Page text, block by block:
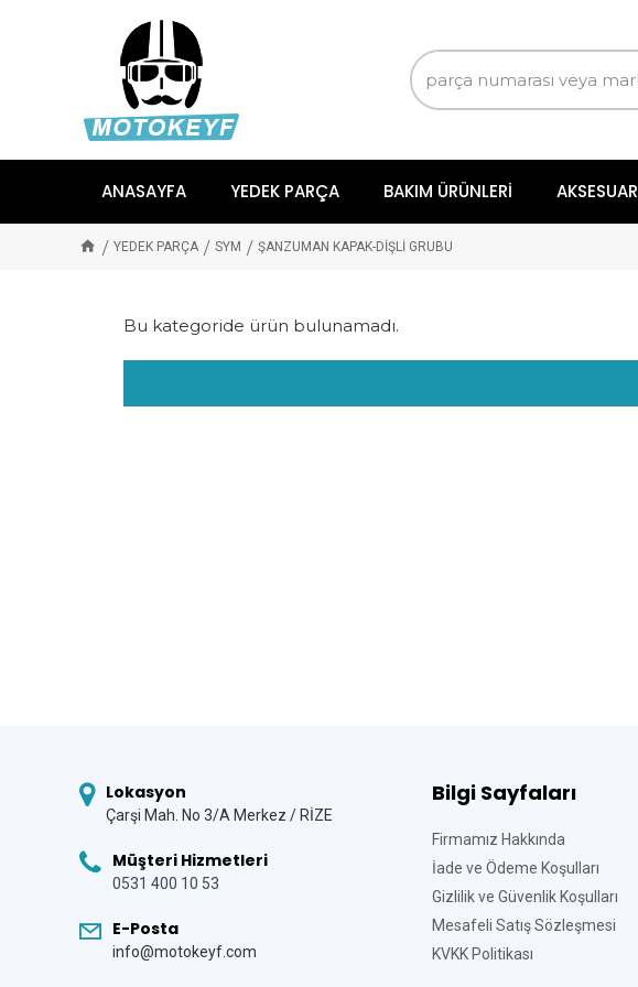
ANASAYFA YEDEK PARÇA BAKIM ÜRÜNLERI AKSESUAR
YEDEK PARÇA SYM ŞANZUMAN KAPAK-DİŞLİ GRUBU
Bu kategoride ürün bulunamadı.
Lokasyon
Çarşi Mah. No 3/A Merkez / RİZE
Müşteri Hizmetleri
0531 400 10 53
E-Posta
info@motokeyf.com
Bilgi Sayfaları
Firmamız Hakkında
İade ve Ödeme Koşulları
Gizlilik ve Güvenlik Koşulları
Mesafeli Satış Sözleşmesi
KVKK Politikası